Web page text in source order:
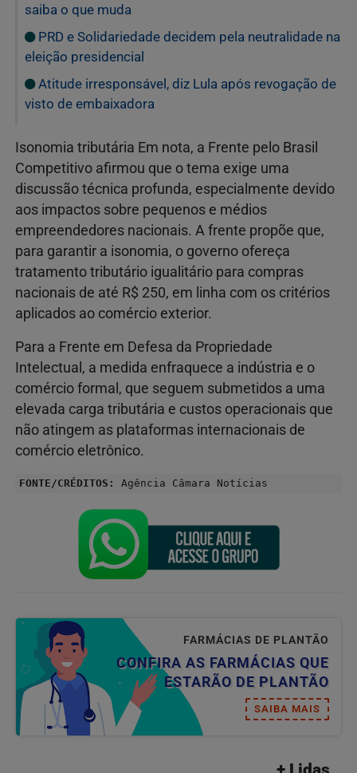
saiba o que muda
PRD e Solidariedade decidem pela neutralidade na
eleição presidencial
Atitude irresponsável, diz Lula após revogação de
visto de embaixadora
Isonomia tributária Em nota, a Frente pelo Brasil
Competitivo afirmou que o tema exige uma
discussão técnica profunda, especialmente devido
aos impactos sobre pequenos e médios
empreendedores nacionais. A frente propõe que,
para garantir a isonomia, o governo ofereça
tratamento tributário igualitário para compras
nacionais de até R$ 250, em linha com os critérios
aplicados ao comércio exterior.
Para a Frente em Defesa da Propriedade
Intelectual, a medida enfraquece a indústria e o
comércio formal, que seguem submetidos a uma
elevada carga tributária e custos operacionais que
não atingem as plataformas internacionais de
comércio eletrônico.
FONTE/CRÉDITOS: Agência Câmara Notícias
FARMÁCIAS DE PLANTÃO
CONFIRA AS FARMÁCIAS QUE
ESTARÃO DE PLANTÃO
SAIBA MAIS